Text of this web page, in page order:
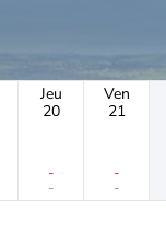
Jeu
20
-
-
Ven
21
-
-